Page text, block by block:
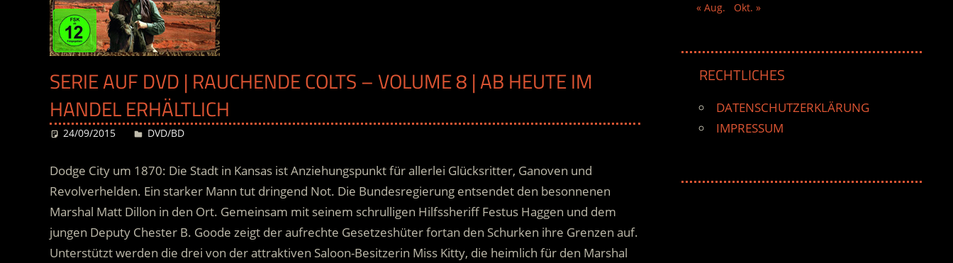
SERIE AUF DVD | RAUCHENDE COLTS – VOLUME 8 | AB HEUTE IM
HANDEL ERHÄLTLICH
24/09/2015 Desiree
DVD/BD
Dodge City um 1870: Die Stadt in Kansas ist Anziehungspunkt für allerlei Glücksritter, Ganoven und
Revolverhelden. Ein starker Mann tut dringend Not. Die Bundesregierung entsendet den besonnenen
Marshal Matt Dillon in den Ort. Gemeinsam mit seinem schrulligen Hilfssheriff Festus Haggen und dem
jungen Deputy Chester B. Goode zeigt der aufrechte Gesetzeshüter fortan den Schurken ihre Grenzen auf.
Unterstützt werden die drei von der attraktiven Saloon-Besitzerin Miss Kitty, die heimlich für den Marshal
« Aug.
Okt. »
RECHTLICHES
DATENSCHUTZERKLÄRUNG
IMPRESSUM